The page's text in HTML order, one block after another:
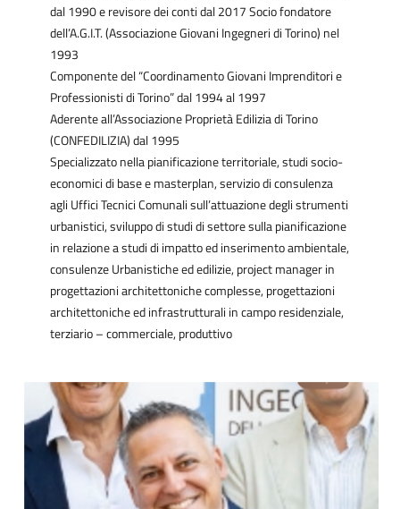
dal 1990 e revisore dei conti dal 2017 Socio fondatore
dell’A.G.I.T. (Associazione Giovani Ingegneri di Torino) nel
1993
Componente del “Coordinamento Giovani Imprenditori e
Professionisti di Torino” dal 1994 al 1997
Aderente all’Associazione Proprietà Edilizia di Torino
(CONFEDILIZIA) dal 1995
Specializzato nella pianificazione territoriale, studi socio-
economici di base e masterplan, servizio di consulenza
agli Uffici Tecnici Comunali sull’attuazione degli strumenti
urbanistici, sviluppo di studi di settore sulla pianificazione
in relazione a studi di impatto ed inserimento ambientale,
consulenze Urbanistiche ed edilizie, project manager in
progettazioni architettoniche complesse, progettazioni
architettoniche ed infrastrutturali in campo residenziale,
terziario – commerciale, produttivo